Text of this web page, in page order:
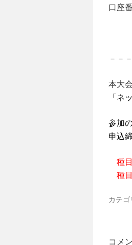
口座
－－
本大
「ネ
参加
申込
種
種
カテゴ
コメ